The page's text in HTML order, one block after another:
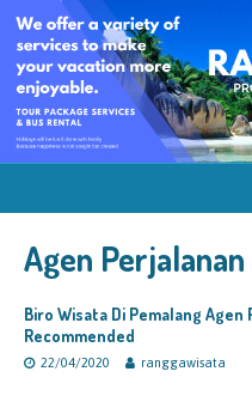
Agen
Biro Wisata Di Pemalang
Recommended
22/04/2020 ranggawisata